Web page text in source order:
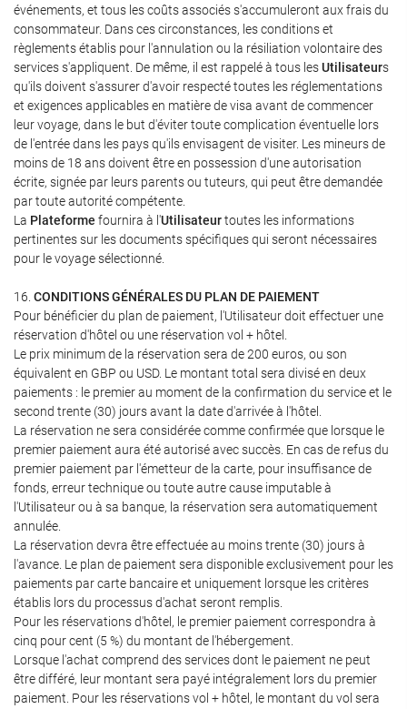
événements, et tous les coûts associés s'accumuleront aux frais du
consommateur. Dans ces circonstances, les conditions et
règlements établis pour l'annulation ou la résiliation volontaire des
services s'appliquent. De même, il est rappelé à tous lesUtilisateurs
qu'ils doivent s'assurer d'avoir respecté toutes les réglementations
et exigences applicables en matière de visa avant de commencer
leur voyage, dans le but d'éviter toute complication éventuelle lors
de l'entrée dans les pays qu'ils envisagent de visiter. Les mineurs de
moins de 18 ans doivent être en possession d'une autorisation
écrite, signée par leurs parents ou tuteurs, qui peut être demandée
par toute autorité compétente.
La Plateforme fournira à l'Utilisateurtoutes les informations
pertinentes sur les documents spécifiques qui seront nécessaires
pour le voyage sélectionné.
16. CONDITIONS GÉNÉRALES DU PLAN DE PAIEMENT
Pour bénéficier du plan de paiement, l'Utilisateur doit effectuer une
réservation d'hôtel ou une réservation vol + hôtel.
Le prix minimum de la réservation sera de 200 euros, ou son
équivalent en GBP ou USD. Le montant total sera divisé en deux
paiements : le premier au moment de la confirmation du service et le
second trente (30) jours avant la date d'arrivée à l'hôtel.
La réservation ne sera considérée comme confirmée que lorsque le
premier paiement aura été autorisé avec succès. En cas de refus du
premier paiement par l'émetteur de la carte, pour insuffisance de
fonds, erreur technique ou toute autre cause imputable à
l'Utilisateur ou à sa banque, la réservation sera automatiquement
annulée.
La réservation devra être effectuée au moins trente (30) jours à
l'avance. Le plan de paiement sera disponible exclusivement pour les
paiements par carte bancaire et uniquement lorsque les critères
établis lors du processus d'achat seront remplis.
Pour les réservations d'hôtel, le premier paiement correspondra à
cinq pour cent (5 %) du montant de l'hébergement.
Lorsque l'achat comprend des services dont le paiement ne peut
être différé, leur montant sera payé intégralement lors du premier
paiement. Pour les réservations vol + hôtel, le montant du vol sera